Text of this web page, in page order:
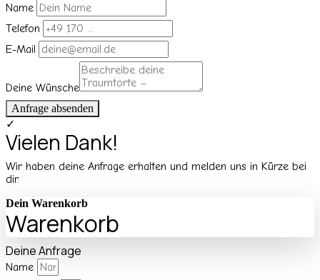
Name
Telefon
E-Mail
Deine Wünsche
Anfrage absenden
✓
Vielen Dank!
Wir haben deine Anfrage erhalten und melden uns in Kürze bei
dir.
Dein Warenkorb
Warenkorb
Deine Anfrage
Name